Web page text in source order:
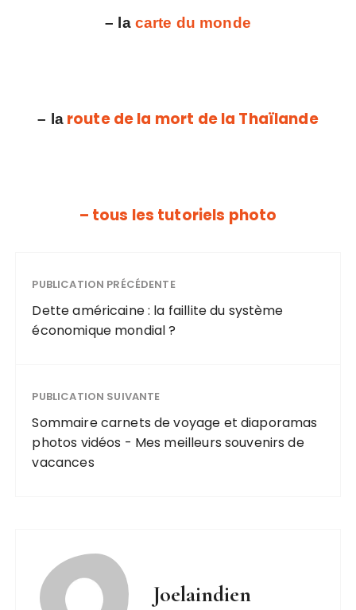
– la carte du monde
– la route de la mort de la Thaïlande
– tous les tutoriels photo
PUBLICATION PRÉCÉDENTE
Dette américaine : la faillite du système
économique mondial ?
PUBLICATION SUIVANTE
Sommaire carnets de voyage et diaporamas
photos vidéos - Mes meilleurs souvenirs de
vacances
Joelaindien